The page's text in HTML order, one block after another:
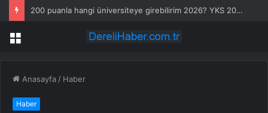
200 puanla hangi üniversiteye girebilirim 2026? YKS 200 puanla tercih edilebilecek üniversite ve bölümler
Menü
Anasayfa / Haber
Haber